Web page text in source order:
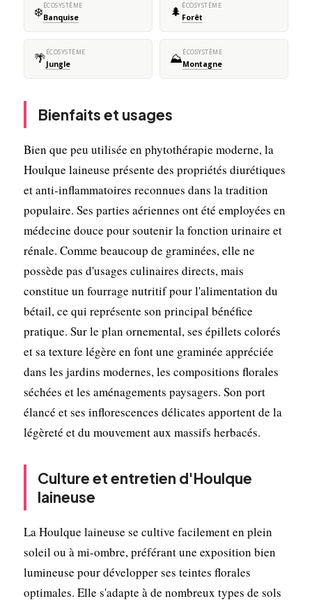
❄️ÉCOSYSTÈME
Banquise 🌲 ÉCOSYSTÈME
Forêt
🌴ÉCOSYSTÈME
Jungle ⛰️ÉCOSYSTÈME
Montagne
Bienfaits et usages
Bien que peu utilisée en phytothérapie moderne, la
Houlque laineuse présente des propriétés diurétiques
et anti-inflammatoires reconnues dans la tradition
populaire. Ses parties aériennes ont été employées en
médecine douce pour soutenir la fonction urinaire et
rénale. Comme beaucoup de graminées, elle ne
possède pas d'usages culinaires directs, mais
constitue un fourrage nutritif pour l'alimentation du
bétail, ce qui représente son principal bénéfice
pratique. Sur le plan ornemental, ses épillets colorés
et sa texture légère en font une graminée appréciée
dans les jardins modernes, les compositions florales
séchées et les aménagements paysagers. Son port
élancé et ses inflorescences délicates apportent de la
légèreté et du mouvement aux massifs herbacés.
Culture et entretien d'Houlque
laineuse
La Houlque laineuse se cultive facilement en plein
soleil ou à mi-ombre, préférant une exposition bien
lumineuse pour développer ses teintes florales
optimales. Elle s'adapte à de nombreux types de sols